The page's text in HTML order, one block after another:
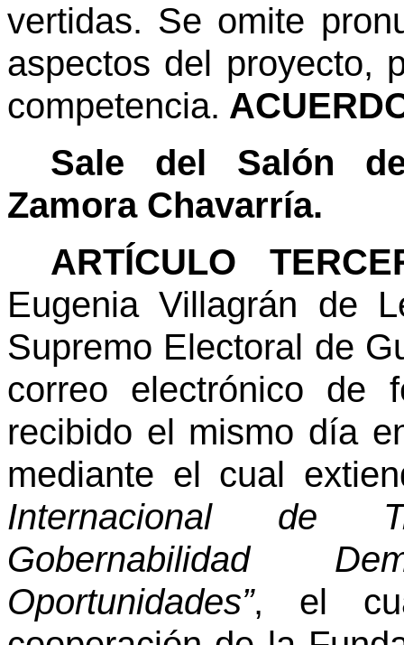
vertidas. Se omite
aspectos del proyecto,
competencia.
Sale del Salón
Zamora Chavarría.
ARTÍCULO
Eugenia Villagrán de
Supremo Electoral de
correo electrónico de
recibido el mismo día
mediante el cual
Internacional de
Gobernabilidad
Oportunidades”, el